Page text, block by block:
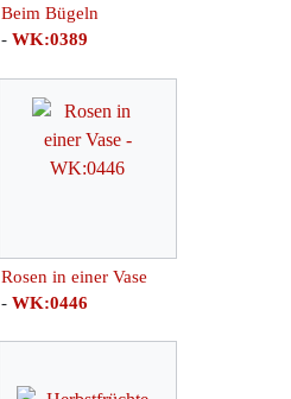
Beim Bügeln
- WK:0389
Rosen in einer Vase
- WK:0446